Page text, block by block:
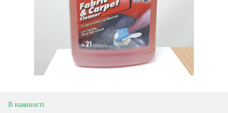
В наявності